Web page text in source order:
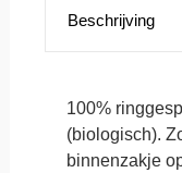
Beschrijving
100%
(biologisch).
binnenzakje